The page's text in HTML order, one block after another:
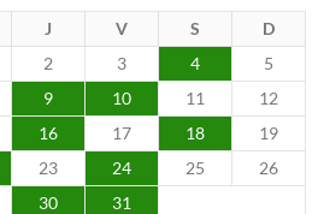
J V S
D
2 3 4
5
9 10 11
12
16 17 18
19
23 24 25
26
30
31